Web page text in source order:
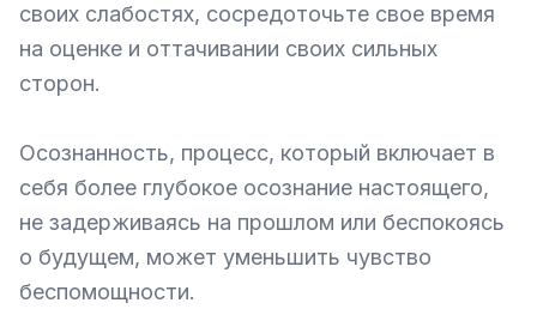
своих слабостях, сосредоточьте свое время
на оценке и оттачивании своих сильных
сторон.
Осознанность, процесс, который включает в
себя более глубокое осознание настоящего,
не задерживаясь на прошлом или беспокоясь
о будущем, может уменьшить чувство
беспомощности.